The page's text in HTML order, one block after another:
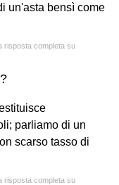
un'asta bensì come
risposta completa su
parliamo di un
scarso tasso di
risposta completa su